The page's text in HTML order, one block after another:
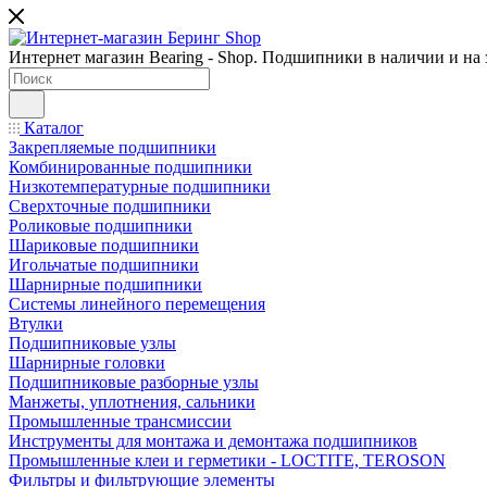
Интернет магазин Bearing - Shop. Подшипники в наличии и на
Каталог
Закрепляемые подшипники
Комбинированные подшипники
Низкотемпературные подшипники
Сверхточные подшипники
Роликовые подшипники
Шариковые подшипники
Игольчатые подшипники
Шарнирные подшипники
Системы линейного перемещения
Втулки
Подшипниковые узлы
Шарнирные головки
Подшипниковые разборные узлы
Манжеты, уплотнения, сальники
Промышленные трансмиссии
Инструменты для монтажа и демонтажа подшипников
Промышленные клеи и герметики - LOCTITE, TEROSON
Фильтры и фильтрующие элементы